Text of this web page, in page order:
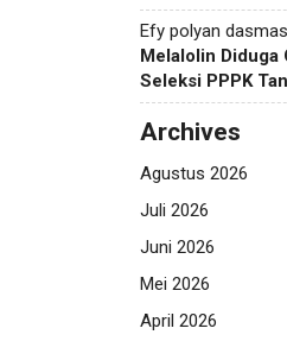
Efy polyan
Melalolin Diduga
Seleksi PPPK
Archives
Agustus 2026
Juli 2026
Juni 2026
Mei 2026
April 2026